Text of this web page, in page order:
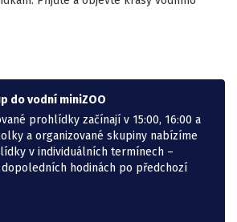
do vodní miniZOO
prohlídky začínají v 15:00, 16:00 a
a organizované skupiny nabízíme
v individuálních termínech –
hodinách po předchozí